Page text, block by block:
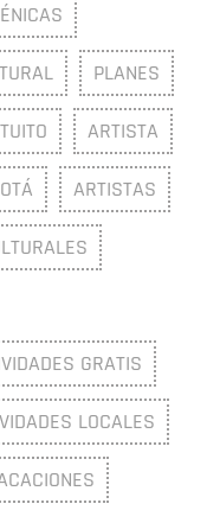
PLANES
ARTISTA
ARTISTAS
GRATIS
LOCALES